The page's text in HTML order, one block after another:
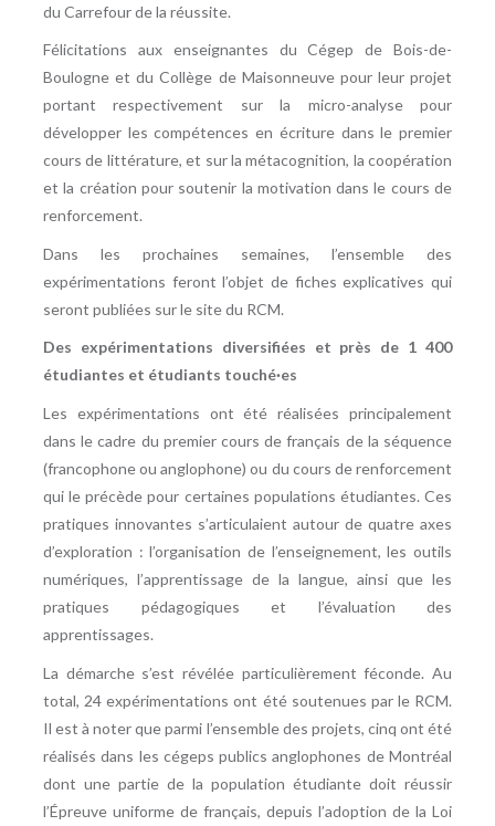
du Carrefour de la réussite.
Félicitations aux enseignantes du Cégep de Bois-de-
Boulogne et du Collège de Maisonneuve pour leur projet
portant respectivement sur la micro-analyse pour
développer les compétences en écriture dans le premier
cours de littérature, et sur la métacognition, la coopération
et la création pour soutenir la motivation dans le cours de
renforcement.
Dans les prochaines semaines, l’ensemble des
expérimentations feront l’objet de fiches explicatives qui
seront publiées sur le site du RCM.
Des expérimentations diversifiées et près de 1 400
étudiantes et étudiants touché·es
Les expérimentations ont été réalisées principalement
dans le cadre du premier cours de français de la séquence
(francophone ou anglophone) ou du cours de renforcement
qui le précède pour certaines populations étudiantes. Ces
pratiques innovantes s’articulaient autour de quatre axes
d’exploration : l’organisation de l’enseignement, les outils
numériques, l’apprentissage de la langue, ainsi que les
pratiques pédagogiques et l’évaluation des
apprentissages.
La démarche s’est révélée particulièrement féconde. Au
total, 24 expérimentations ont été soutenues par le RCM.
Il est à noter que parmi l’ensemble des projets, cinq ont été
réalisés dans les cégeps publics anglophones de Montréal
dont une partie de la population étudiante doit réussir
l’Épreuve uniforme de français, depuis l’adoption de la Loi